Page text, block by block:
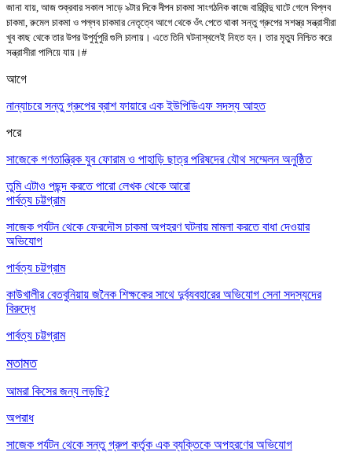
জানা যায় আজ শুক্রবার সকাল সাড়ে ৯টার দিকে দীপন চাকমা সাংগঠনিক কাজে বারিবিন্দু ঘাটে গেলে বিপ্লব
চাকমা ,রুমেল চাকমা ও পল্লব চাকমার নেতৃত্বে আগে থেকে ওঁৎ পেতে থাকা সন্তু গ্রুপের সশস্ত্র সন্ত্রাসীরা
খুব কাছ থেকে তার উপর উপুর্যুপুরি গুলি চালায় । এতে তিনি ঘটনাস্থলেই নিহত হন ।তার মৃত্যু নিশ্চিত করে
সন্ত্রাসীরা পালিয়ে যায় ।#
আগে
নান্যাচরে সন্তু গ্রুপের ব্রাশ ফায়ারে এক ইউপিডিএফ সদস্য আহত
পরে
সাজেকে গণতান্ত্রিক যুব ফোরাম ও পাহাড়ি ছাত্র পরিষদের যৌথ সম্মেলন অনুষ্ঠিত
তুমি এটাও পছন্দ করতে পারো লেখক থেকে আরো
পার্বত্য চট্টগ্রাম
সাজেক পর্যটন থেকে ফেরদৌস চাকমা অপহরণ ঘটনায় মামলা করতে বাধা দেওয়ার
অভিযোগ
পার্বত্য চট্টগ্রাম
কাউখালীর বেতবুনিয়ায় জনৈক শিক্ষকের সাথে দুর্ব্যবহারের অভিযোগ সেনা সদস্যদের
বিরুদ্ধে
পার্বত্য চট্টগ্রাম
মতামত
আমরা কিসের জন্য লড়ছি?
অপরাধ
সাজেক পর্যটন থেকে সন্তু গ্রুপ কর্তৃক এক ব্যক্তিকে অপহরণের অভিযোগ